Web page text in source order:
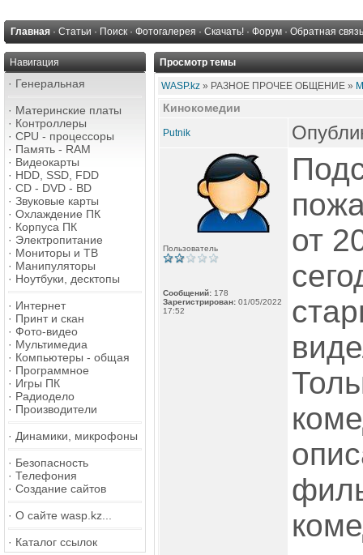
Главная · Статьи · Поиск · Фотогалерея · Скачать! · Форум · Обратная связь
Навигация
· Генеральная
· Материнские платы
· Контроллеры
· CPU - процессоры
· Память - RAM
· Видеокарты
· HDD, SSD, FDD
· CD - DVD - BD
· Звуковые карты
· Охлаждение ПК
· Корпуса ПК
· Электропитание
· Мониторы и ТВ
· Манипуляторы
· Ноутбуки, десктопы
· Интернет
· Принт и скан
· Фото-видео
· Мультимедиа
· Компьютеры - общая
· Программное
· Игры ПК
· Радиодело
· Производители
· Динамики, микрофоны
· Безопасность
· Телефония
· Создание сайтов
· О сайте wasp.kz...
· Каталог ссылок
Просмотр темы
WASP.kz » РАЗНОЕ ПРОЧЕЕ ОБЩЕНИЕ »
Кинокомедии
Putnik
Пользователь
Сообщений: 178
Зарегистрирован: 01/05/2022
17:52
от